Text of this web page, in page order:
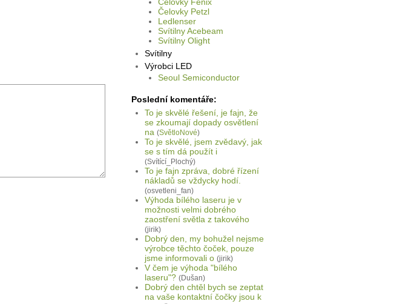
Čelovky Petzl
Ledlenser
Svítilny Acebeam
Svítilny Olight
Svítilny
Výrobci LED
Seoul Semiconductor
Poslední komentáře:
To je skvělé řešení, je fajn, že
se zkoumají dopady osvětlení
na (SvětloNové)
To je skvělé, jsem zvědavý, jak
se s tím dá použít i
(Svítící_Plochý)
To je fajn zpráva, dobré řízení
nákladů se vždycky hodí.
(osvetleni_fan)
Výhoda bílého laseru je v
možnosti velmi dobrého
zaostření světla z takového
(jirik)
Dobrý den, my bohužel nejsme
výrobce těchto čoček, pouze
jsme informovali o (jirik)
V čem je výhoda "bílého
laseru"? (Dušan)
Dobrý den chtěl bych se zeptat
na vaše kontaktní čočky jsou k